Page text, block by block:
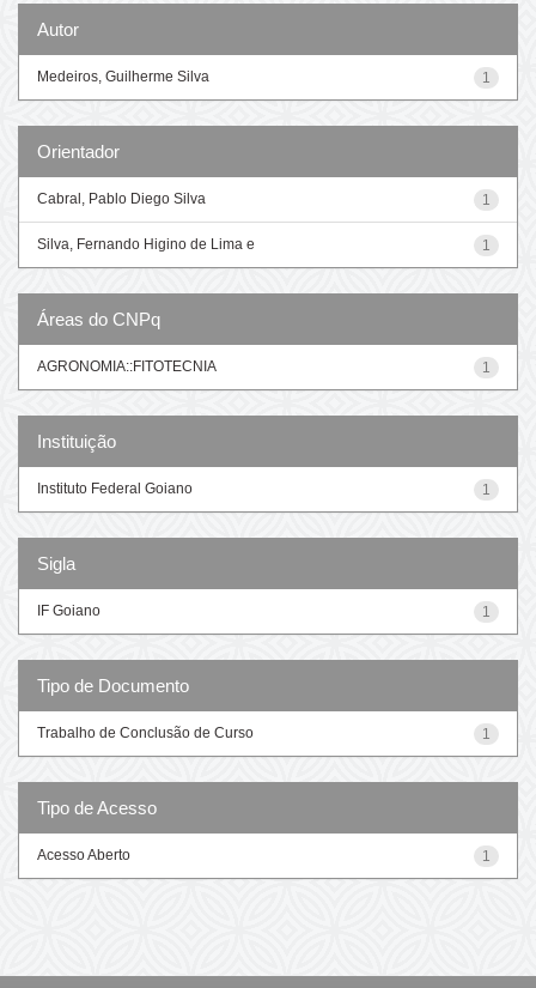
Autor
1
Medeiros, Guilherme Silva
Orientador
1
Cabral, Pablo Diego Silva
1
Silva, Fernando Higino de Lima e
Áreas do CNPq
1
AGRONOMIA::FITOTECNIA
Instituição
1
Instituto Federal Goiano
Sigla
1
IF Goiano
Tipo de Documento
1
Trabalho de Conclusão de Curso
Tipo de Acesso
1
Acesso Aberto